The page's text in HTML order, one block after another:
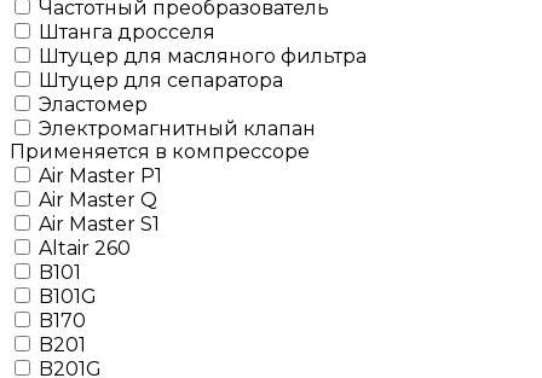
Частотный преобразователь
Штанга дросселя
Штуцер для масляного фильтра
Штуцер для сепаратора
Эластомер
Электромагнитный клапан
Применяется в компрессоре
Air Master P1
Air Master Q
Air Master S1
Altair 260
B101
B101G
B170
B201
B201G